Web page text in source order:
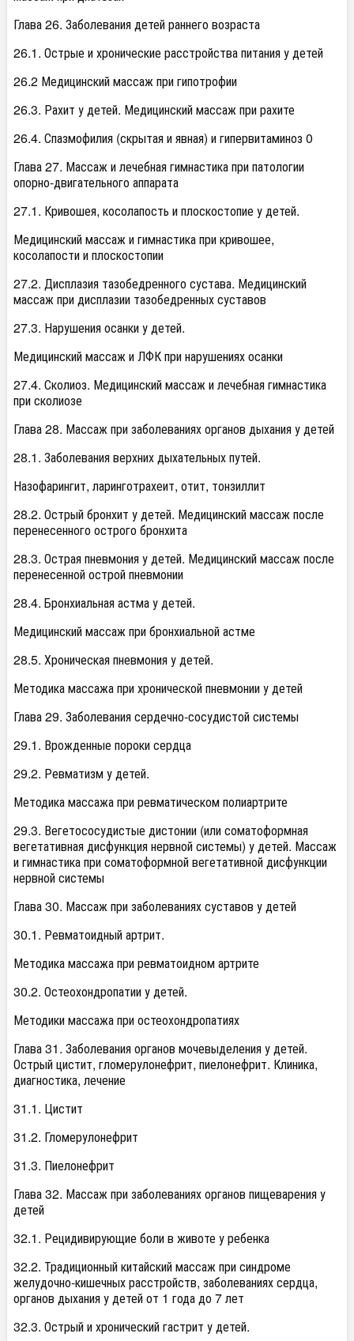
Глава 26. Заболевания детей раннего возраста
26.1. Острые и хронические расстройства питания у детей
26.2 Медицинский массаж при гипотрофии
26.3. Рахит у детей. Медицинский массаж при рахите
26.4. Спазмофилия (скрытая и явная) и гипервитаминоз 0
Глава 27. Массаж и лечебная гимнастика при патологии
опорно-двигательного аппарата
27.1. Кривошея, косолапость и плоскостопие у детей.
Медицинский массаж и гимнастика при кривошее,
косолапости и плоскостопии
27.2. Дисплазия тазобедренного сустава. Медицинский
массаж при дисплазии тазобедренных суставов
27.3. Нарушения осанки у детей.
Медицинский массаж и ЛФК при нарушениях осанки
27.4. Сколиоз. Медицинский массаж и лечебная гимнастика
при сколиозе
Глава 28. Массаж при заболеваниях органов дыхания у детей
28.1. Заболевания верхних дыхательных путей.
Назофарингит, ларинготрахеит, отит, тонзиллит
28.2. Острый бронхит у детей. Медицинский массаж после
перенесенного острого бронхита
28.3. Острая пневмония у детей. Медицинский массаж после
перенесенной острой пневмонии
28.4. Бронхиальная астма у детей.
Медицинский массаж при бронхиальной астме
28.5. Хроническая пневмония у детей.
Методика массажа при хронической пневмонии у детей
Глава 29. Заболевания сердечно-сосудистой системы
29.1. Врожденные пороки сердца
29.2. Ревматизм у детей.
Методика массажа при ревматическом полиартрите
29.3. Вегетососудистые дистонии (или соматоформная
вегетативная дисфункция нервной системы) у детей. Массаж
и гимнастика при соматоформной вегетативной дисфункции
нервной системы
Глава 30. Массаж при заболеваниях суставов у детей
30.1. Ревматоидный артрит.
Методика массажа при ревматоидном артрите
30.2. Остеохондропатии у детей.
Методики массажа при остеохондропатиях
Глава 31. Заболевания органов мочевыделения у детей.
Острый цистит, гломерулонефрит, пиелонефрит. Клиника,
диагностика, лечение
31.1. Цистит
31.2. Гломерулонефрит
31.3. Пиелонефрит
Глава 32. Массаж при заболеваниях органов пищеварения у
детей
32.1. Рецидивирующие боли в животе у ребенка
32.2. Традиционный китайский массаж при синдроме
желудочно-кишечных расстройств, заболеваниях сердца,
органов дыхания у детей от 1 года до 7 лет
32.3. Острый и хронический гастрит у детей.